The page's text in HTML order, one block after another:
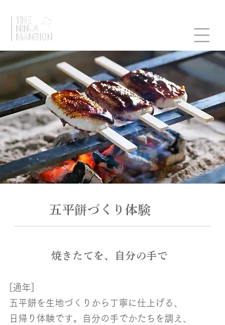
​五平餅づくり体験
焼きたてを、自分の手で
[通年]
​五平餅を生地づくりから丁寧に仕上げる、
日帰り体験です。自分の手でかたちを調え、